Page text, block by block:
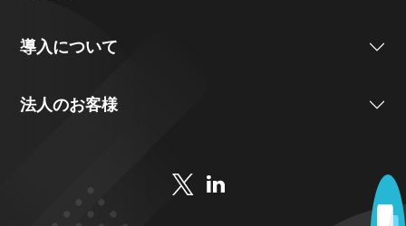
導入について
法人のお客様